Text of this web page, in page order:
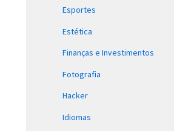
Esportes
Estética
Finanças e Investimentos
Fotografia
Hacker
Idiomas